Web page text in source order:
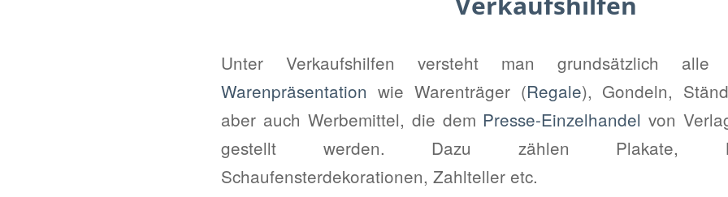
Unter Verkaufshilfen versteht man grundsätzlich alle
Warenpräsentation wie Warenträger (Regale), Gondeln,
aber auch Werbemittel, die dem Presse-Einzelhandel von
gestellt werden. Dazu zählen Plakate,
Schaufensterdekorationen, Zahlteller etc.